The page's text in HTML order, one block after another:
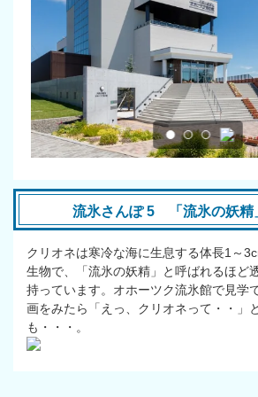
流氷さんぽ 5 「流氷の妖精
クリオネは寒冷な海に生息する体長1～
生物で、「流氷の妖精」と呼ばれるほど
持っています。オホーツク流氷館で見学
画をみたら「えっ、クリオネって・・」
も・・・。